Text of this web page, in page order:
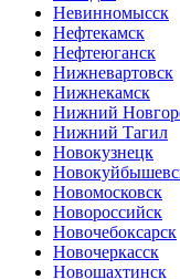
Невинномысск
Нефтекамск
Нефтеюганск
Нижневартовск
Нижнекамск
Нижний
Нижний Тагил
Новокузнецк
Новомосковск
Новороссийск
Новочебоксарск
Новочеркасск
Новошахтинск